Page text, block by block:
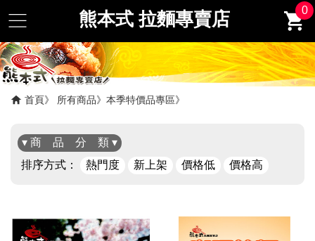
熊本式 拉麵專賣店 0
首頁 所有商品 本季特價品專區
▾ 商 品 分 類 ▾
排序方式：
熱門度 新上架 價格低 價格高